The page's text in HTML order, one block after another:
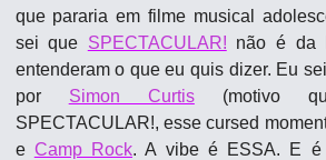
que pararia em filme musical
sei que SPECTACULAR! não é da
entenderam o que eu quis dizer. Eu
por Simon Curtis (motivo
SPECTACULAR!, esse cursed
e Camp Rock. A vibe é ESSA. E é